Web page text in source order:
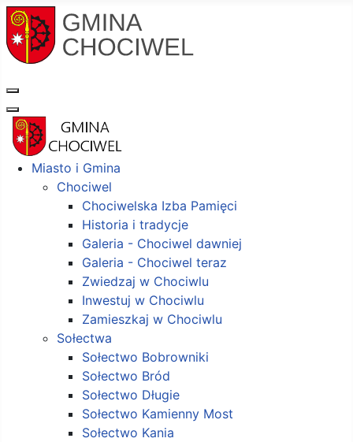
Miasto i Gmina
Chociwel
Chociwelska Izba Pamięci
Historia i tradycje
Galeria - Chociwel dawniej
Galeria - Chociwel teraz
Zwiedzaj w Chociwlu
Inwestuj w Chociwlu
Zamieszkaj w Chociwlu
Sołectwa
Sołectwo Bobrowniki
Sołectwo Bród
Sołectwo Długie
Sołectwo Kamienny Most
Sołectwo Kania